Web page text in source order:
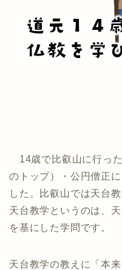
14歳で比叡山に行っ
のトップ）・公円僧正
した。比叡山では天台
天台教学というのは、
を基にした学問です。
天台教学の教えに「本